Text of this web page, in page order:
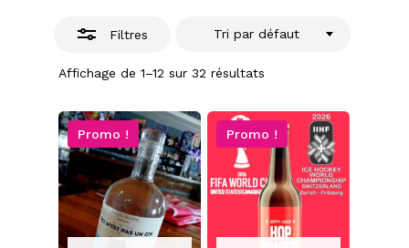
Filtres
Affichage de 1–12 sur 32 résultats
Tri par défaut
Promo ! Promo !